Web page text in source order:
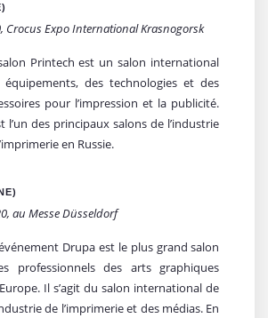
Crocus Expo International Krasnogorsk
Printech est un salon international
équipements, des technologies et des
pour l’impression et la publicité.
l’un des principaux salons de l’industrie
en Russie.
au Messe Düsseldorf
Drupa est le plus grand salon
professionnels des arts graphiques
Il s’agit du salon international de
de l’imprimerie et des médias. En